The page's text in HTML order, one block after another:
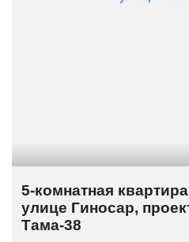
5-комнатная
улице Гиносар,
Тама-38